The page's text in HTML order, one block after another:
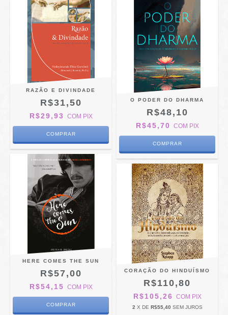
RAZÃO E DIVINDADE
R$31,50
R$29,93 COM PIX
O PODER DO DHARMA
R$48,10
R$45,70 COM PIX
HERE COMES THE SUN
R$57,00
R$54,15 COM PIX
CORAÇÃO DO HINDUÍSMO
R$110,80
R$105,26 COM PIX
2 X DE R$55,40 SEM JUROS